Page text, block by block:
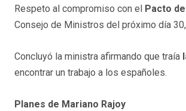
Respeto al compromiso con el Pacto
Consejo de Ministros del próximo día
Concluyó la ministra afirmando que traía
encontrar un trabajo a los españoles.
Planes de Mariano Rajoy